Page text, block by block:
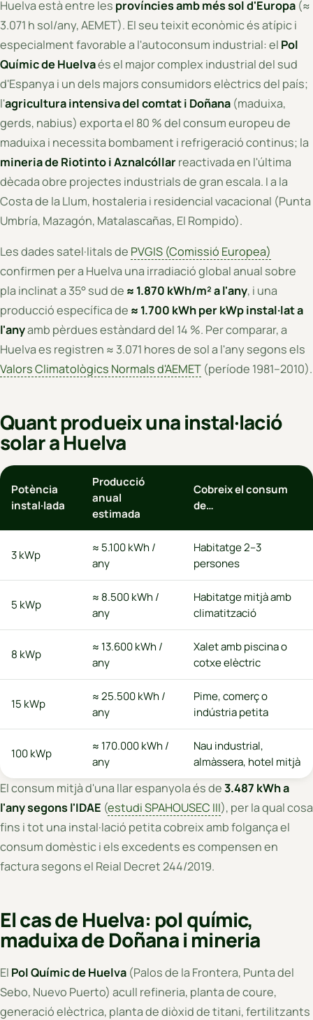
Huelva està entre les províncies amb més sol d'Europa (≈
3.071 h sol/any, AEMET). El seu teixit econòmic és atípic i
especialment favorable a l'autoconsum industrial: el Pol
Químic de Huelvaés el major complex industrial del sud
d'Espanya i un dels majors consumidors elèctrics del país;
l'agricultura intensiva del comtat i Doñana (maduixa,
gerds, nabius) exporta el 80 % del consum europeu de
maduixa i necessita bombament i refrigeració continus; la
mineria de Riotinto i Aznalcóllarreactivada en l'última
dècada obre projectes industrials de gran escala. I a la
Costa de la Llum, hostaleria i residencial vacacional (Punta
Umbría, Mazagón, Matalascañas, El Rompido).
Les dades satel·litals de PVGIS (Comissió Europea)
confirmen per a Huelva una irradiació global anual sobre
pla inclinat a 35° sud de ≈ 1.870 kWh/m² a l'any, i una
producció específica de ≈ 1.700 kWh per kWp instal·lat a
l'anyamb pèrdues estàndard del 14 %. Per comparar, a
Huelva es registren ≈ 3.071 hores de sol a l'any segons els
Valors Climatològics Normals d'AEMET (període 1981–2010).
Quant produeix una instal·lació
solar a Huelva
Potència
instal·lada
Producció
anual
estimada
Cobreix el consum
de…
3 kWp
≈ 5.100 kWh /
any
Habitatge 2–3
persones
5 kWp
≈ 8.500 kWh /
any
Habitatge mitjà amb
climatització
8 kWp
≈ 13.600 kWh /
any
Xalet amb piscina o
cotxe elèctric
15 kWp
≈ 25.500 kWh /
any
Pime, comerç o
indústria petita
100 kWp
≈ 170.000 kWh /
any
Nau industrial,
almàssera, hotel mitjà
El consum mitjà d'una llar espanyola és de3.487 kWh a
l'any segons l'IDAE (estudi SPAHOUSEC III), per la qual cosa
fins i tot una instal·lació petita cobreix amb folgança el
consum domèstic i els excedents es compensen en
factura segons el Reial Decret 244/2019.
El cas de Huelva: pol químic,
maduixa de Doñana i mineria
El Pol Químic de Huelva (Palos de la Frontera, Punta del
Sebo, Nuevo Puerto) acull refineria, planta de coure,
generació elèctrica, planta de diòxid de titani, fertilitzants